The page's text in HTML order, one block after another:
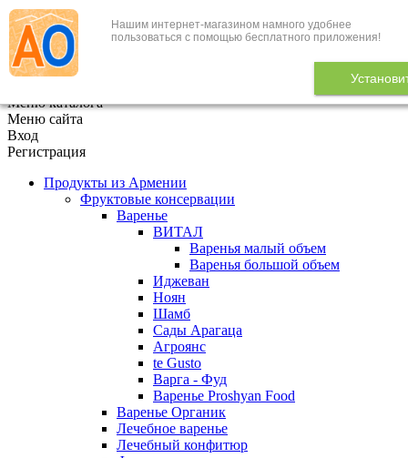
Нашим интернет-магазином намного удобнее
пользоваться с помощью бесплатного приложения!
+7 (495) 646-888-1
В корзине 0
Меню каталога
Меню сайта
Вход
Регистрация
Продукты из Армении
Фруктовые консервации
Варенье
ВИТАЛ
Варенья малый объем
Варенья большой объем
Иджеван
Ноян
Шамб
Сады Арагаца
Агроянс
te Gusto
Варга - Фуд
Варенье Proshyan Food
Варенье Органик
Лечебное варенье
Лечебный конфитюр